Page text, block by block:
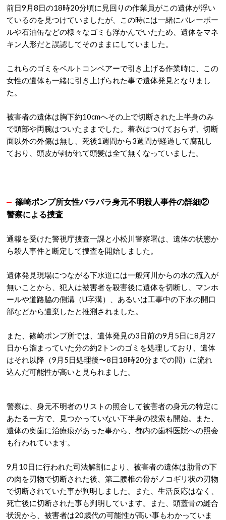
前日9月8日の18時20分頃に見回りの作業員がこの遺体が浮い
ているのを見つけていましたが、この時には一緒にバレーボー
ルや石油缶などの様々なゴミも浮かんでいたため、遺体をマネ
キン人形だと誤認してそのままにしていました。
これらのゴミをベルトコンベアーで引き上げる作業時に、この
女性の遺体も一緒に引き上げられた事で遺体発見となりまし
た。
被害者の遺体は胸下約10cmへその上で切断された上半身のみ
で頭部や両腕はついたままでした。着衣はつけておらず、切断
面以外の外傷は無し、死後1週間から3週間が経過して腐乱し
ており、頭皮が剥がれて頭髪は全て無くなっていました。
篠崎ポンプ所女性バラバラ身元不明殺人事件の詳細②
警察による捜査
通報を受けた警視庁捜査一課と小松川警察署は、遺体の状態か
ら殺人事件と断定して捜査を開始しました。
遺体発見現場につながる下水道には一般河川からの水の流入が
無いことから、犯人は被害者を殺害後に遺体を切断し、マンホ
ールや道路脇の側溝（U字溝）、あるいは工事中の下水の開口
部などから遺棄したと推測されました。
また、篠崎ポンプ所では、遺体発見の3日前の9月5日に8月27
日から溜まっていた分の約2トンのゴミを処理しており、遺体
はそれ以降（9月5日処理後〜8日18時20分までの間）に流れ
込んだ可能性が高いと見られました。
警察は、身元不明者のリストの照合して被害者の身元の特定に
あたる一方で、見つかっていない下半身の捜索も開始。また、
遺体の奥歯に治療痕があった事から、都内の歯科医院への照会
も行われています。
9月10日に行われた司法解剖により、被害者の遺体は肋骨の下
の肉を刃物で切断された後、第二腰椎の骨がノコギリ状の刃物
で切断されていた事が判明しました。また、生活反応はなく、
死亡後に切断された事も判明しています。また、頭蓋骨の縫合
状況から、被害者は20歳代の可能性が高い事もわかっていま